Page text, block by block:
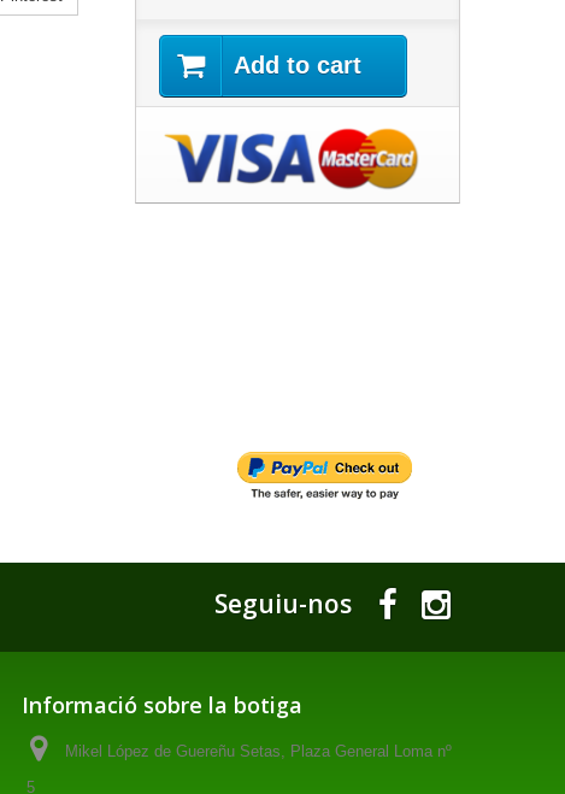
Add to cart
Seguiu-nos
Informació sobre la botiga
Mikel López de Guereñu Setas, Plaza General Loma nº
5